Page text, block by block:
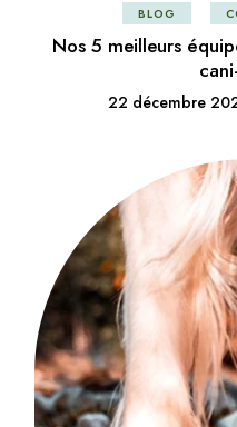
BLOG
Nos 5 meilleurs
22 décembre